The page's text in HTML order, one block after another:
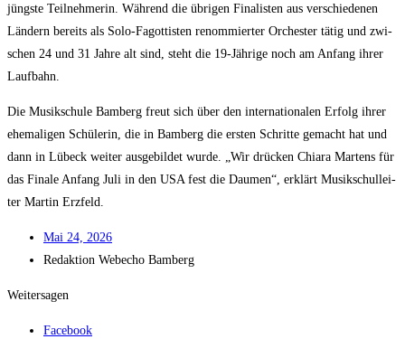
jüngs­te Teil­neh­me­rin. Wäh­rend die übri­gen Fina­lis­ten aus ver­schie­de­nen
Län­dern bereits als Solo-Fagot­tis­ten renom­mier­ter Orches­ter tätig und zwi­
schen 24 und 31 Jah­re alt sind, steht die 19-Jäh­ri­ge noch am Anfang ihrer
Laufbahn.
Die Musik­schu­le Bam­berg freut sich über den inter­na­tio­na­len Erfolg ihrer
ehe­ma­li­gen Schü­le­rin, die in Bam­berg die ers­ten Schrit­te gemacht hat und
dann in Lübeck wei­ter aus­ge­bil­det wur­de. „Wir drü­cken Chia­ra Mar­tens für
das Fina­le Anfang Juli in den USA fest die Dau­men“, erklärt Musik­schul­lei­
ter Mar­tin Erzfeld.
Mai 24, 2026
Redak­ti­on Web­echo Bamberg
Weitersagen
Facebook